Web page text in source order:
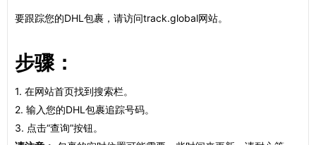
要跟踪您的DHL包裹，请访问track.global网站。
步骤：
1. 在网站首页找到搜索栏。
2. 输入您的DHL包裹追踪号码。
3. 点击“查询”按钮。